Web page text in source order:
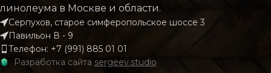
линолеума в Москве и области.
Серпухов, старое симферопольское шоссе 3
Павильон В - 9
Телефон: +7 (991) 885 01 01
Разработка сайта sergeev.studio